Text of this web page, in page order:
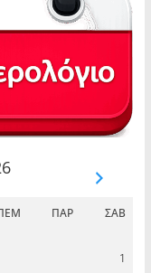
ΠΑΡ ΣΆΒ
1